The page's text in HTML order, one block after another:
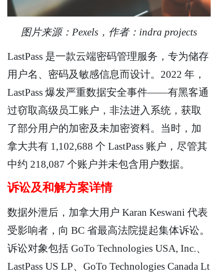
图片来源：Pexels，作者：indra projects
LastPass 是一款云端密码管理服务，专为储存
用户名、密码及敏感信息而设计。2022 年，
LastPass 爆发严重数据安全事件——有黑客通
过窃取高级员工账户，非法进入系统，获取
了部分用户的加密及未加密资料。当时，加
拿大共有 1,102,688 个 LastPass 账户，尽管其
中约 218,087 个账户并未包含用户数据。
诉讼及和解方案详情
数据外泄后，加拿大用户 Karan Keswani 代表
受影响者，向 BC 省最高法院提起集体诉讼。
诉讼对象包括 GoTo Technologies USA, Inc.、
LastPass US LP、GoTo Technologies Canada Lt